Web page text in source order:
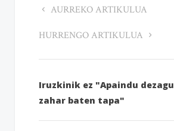
AURREKO ARTIKULUA
HURRENGO ARTIKULUA
Iruzkinik ez "Apaindu
zahar baten tapa"